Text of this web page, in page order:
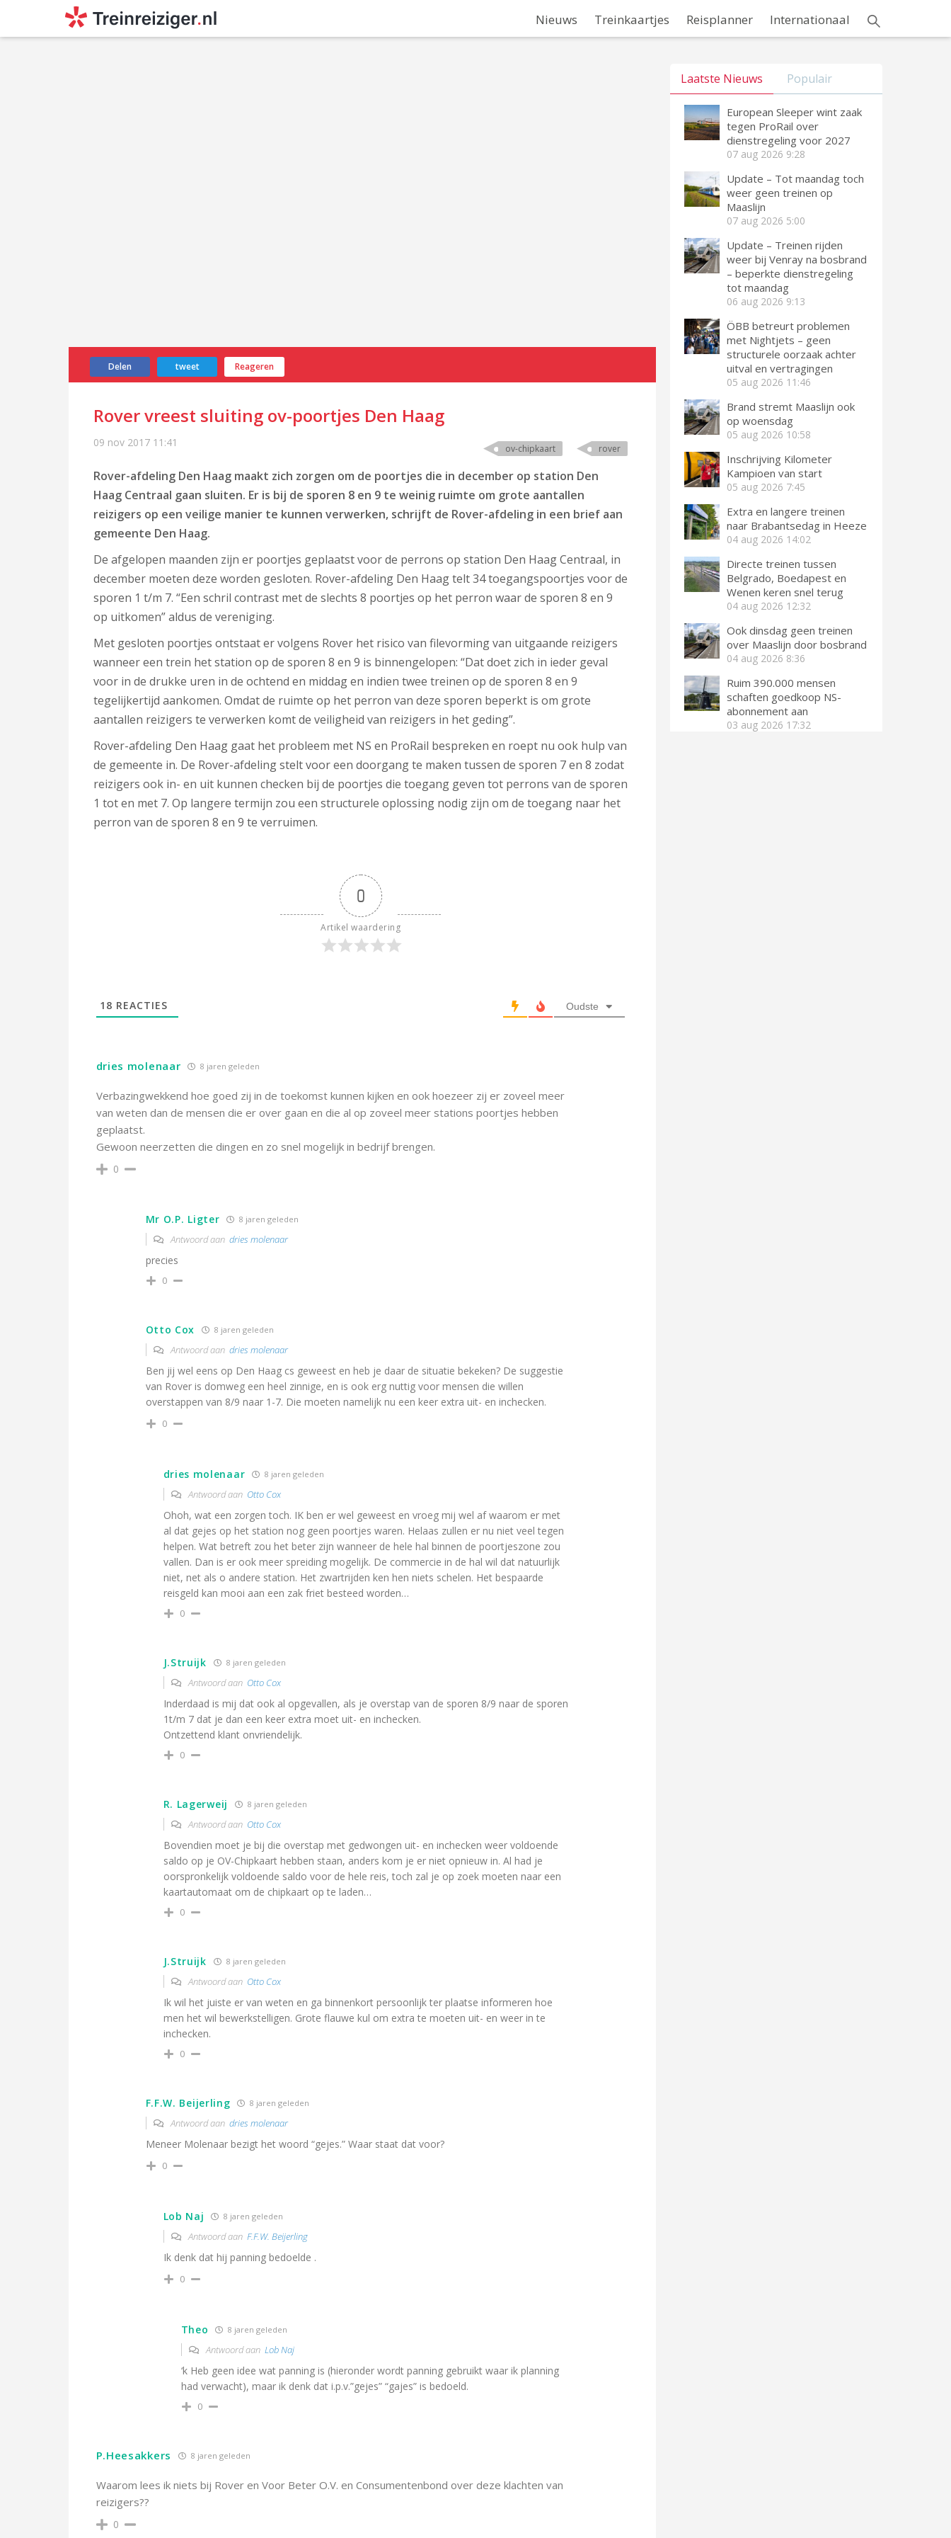
Nieuws Treinkaartjes Reisplanner Internationaal
Delen tweet Reageren
Rover vreest sluiting ov-poortjes Den Haag
09 nov 2017 11:41 ov-chipkaart rover
Rover-afdeling Den Haag maakt zich zorgen om de poortjes die in december op station Den
Haag Centraal gaan sluiten. Er is bij de sporen 8 en 9 te weinig ruimte om grote aantallen
reizigers op een veilige manier te kunnen verwerken, schrijft de Rover-afdeling in een brief aan
gemeente Den Haag.
De afgelopen maanden zijn er poortjes geplaatst voor de perrons op station Den Haag Centraal, in
december moeten deze worden gesloten. Rover-afdeling Den Haag telt 34 toegangspoortjes voor de
sporen 1 t/m 7. “Een schril contrast met de slechts 8 poortjes op het perron waar de sporen 8 en 9
op uitkomen” aldus de vereniging.
Met gesloten poortjes ontstaat er volgens Rover het risico van filevorming van uitgaande reizigers
wanneer een trein het station op de sporen 8 en 9 is binnengelopen: “Dat doet zich in ieder geval
voor in de drukke uren in de ochtend en middag en indien twee treinen op de sporen 8 en 9
tegelijkertijd aankomen. Omdat de ruimte op het perron van deze sporen beperkt is om grote
aantallen reizigers te verwerken komt de veiligheid van reizigers in het geding”.
Rover-afdeling Den Haag gaat het probleem met NS en ProRail bespreken en roept nu ook hulp van
de gemeente in. De Rover-afdeling stelt voor een doorgang te maken tussen de sporen 7 en 8 zodat
reizigers ook in- en uit kunnen checken bij de poortjes die toegang geven tot perrons van de sporen
1 tot en met 7. Op langere termijn zou een structurele oplossing nodig zijn om de toegang naar het
perron van de sporen 8 en 9 te verruimen.
0
Artikel waardering
18 REACTIES Oudste
dries molenaar 8 jaren geleden
Verbazingwekkend hoe goed zij in de toekomst kunnen kijken en ook hoezeer zij er zoveel meer
van weten dan de mensen die er over gaan en die al op zoveel meer stations poortjes hebben
geplaatst.
Gewoon neerzetten die dingen en zo snel mogelijk in bedrijf brengen.
0
Mr O.P. Ligter 8 jaren geleden
Antwoord aan dries molenaar
precies
0
Otto Cox 8 jaren geleden
Antwoord aan dries molenaar
Ben jij wel eens op Den Haag cs geweest en heb je daar de situatie bekeken? De suggestie
van Rover is domweg een heel zinnige, en is ook erg nuttig voor mensen die willen
overstappen van 8/9 naar 1-7. Die moeten namelijk nu een keer extra uit- en inchecken.
0
dries molenaar 8 jaren geleden
Antwoord aan Otto Cox
Ohoh, wat een zorgen toch. IK ben er wel geweest en vroeg mij wel af waarom er met
al dat gejes op het station nog geen poortjes waren. Helaas zullen er nu niet veel tegen
helpen. Wat betreft zou het beter zijn wanneer de hele hal binnen de poortjeszone zou
vallen. Dan is er ook meer spreiding mogelijk. De commercie in de hal wil dat natuurlijk
niet, net als o andere station. Het zwartrijden ken hen niets schelen. Het bespaarde
reisgeld kan mooi aan een zak friet besteed worden…
0
J.Struijk 8 jaren geleden
Antwoord aan Otto Cox
Inderdaad is mij dat ook al opgevallen, als je overstap van de sporen 8/9 naar de sporen
1t/m 7 dat je dan een keer extra moet uit- en inchecken.
Ontzettend klant onvriendelijk.
0
R. Lagerweij 8 jaren geleden
Antwoord aan Otto Cox
Bovendien moet je bij die overstap met gedwongen uit- en inchecken weer voldoende
saldo op je OV-Chipkaart hebben staan, anders kom je er niet opnieuw in. Al had je
oorspronkelijk voldoende saldo voor de hele reis, toch zal je op zoek moeten naar een
kaartautomaat om de chipkaart op te laden…
0
J.Struijk 8 jaren geleden
Antwoord aan Otto Cox
Ik wil het juiste er van weten en ga binnenkort persoonlijk ter plaatse informeren hoe
men het wil bewerkstelligen. Grote flauwe kul om extra te moeten uit- en weer in te
inchecken.
0
F.F.W. Beijerling 8 jaren geleden
Antwoord aan dries molenaar
Meneer Molenaar bezigt het woord “gejes.” Waar staat dat voor?
0
Lob Naj 8 jaren geleden
Antwoord aan F.F.W. Beijerling
Ik denk dat hij panning bedoelde .
0
Theo 8 jaren geleden
Antwoord aan Lob Naj
‘k Heb geen idee wat panning is (hieronder wordt panning gebruikt waar ik planning
had verwacht), maar ik denk dat i.p.v.”gejes” “gajes” is bedoeld.
0
P.Heesakkers 8 jaren geleden
Waarom lees ik niets bij Rover en Voor Beter O.V. en Consumentenbond over deze klachten van
reizigers??
0
Laatste Nieuws Populair
European Sleeper wint zaak
tegen ProRail over
dienstregeling voor 2027
07 aug 2026 9:28
Update – Tot maandag toch
weer geen treinen op
Maaslijn
07 aug 2026 5:00
Update – Treinen rijden
weer bij Venray na bosbrand
– beperkte dienstregeling
tot maandag
06 aug 2026 9:13
ÖBB betreurt problemen
met Nightjets – geen
structurele oorzaak achter
uitval en vertragingen
05 aug 2026 11:46
Brand stremt Maaslijn ook
op woensdag
05 aug 2026 10:58
Inschrijving Kilometer
Kampioen van start
05 aug 2026 7:45
Extra en langere treinen
naar Brabantsedag in Heeze
04 aug 2026 14:02
Directe treinen tussen
Belgrado, Boedapest en
Wenen keren snel terug
04 aug 2026 12:32
Ook dinsdag geen treinen
over Maaslijn door bosbrand
04 aug 2026 8:36
Ruim 390.000 mensen
schaften goedkoop NS-
abonnement aan
03 aug 2026 17:32